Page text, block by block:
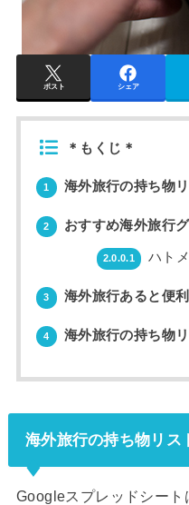
ポスト シェア
＊もくじ＊
1 海外旅行の持ち物
2 おすすめ海外旅行
2.0.0.1 ハト
3 海外旅行あると便
4 海外旅行の持ち物
海外旅行の持ち物リス
Googleスプレッドシー